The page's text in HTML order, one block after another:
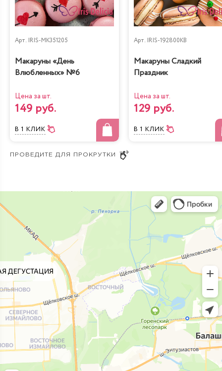
Арт. IRIS-MK351205
Макаруны «День
Влюбленных» №6
Цена за шт.
149 руб.
В 1 КЛИК
Арт. IRIS-192800KB
Макаруны Сладкий
Праздник
Цена за шт.
129 руб.
В 1 КЛИК